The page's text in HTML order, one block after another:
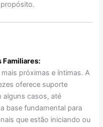
Familiares:
próximas e íntimas. A
oferece suporte
alguns casos, até
base fundamental para
que estão iniciando ou